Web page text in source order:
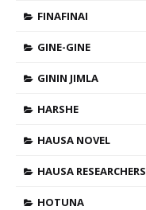
FINAFINAI
GINE-GINE
GININ JIMLA
HARSHE
HAUSA NOVEL
HAUSA RESEARCHERS
HOTUNA